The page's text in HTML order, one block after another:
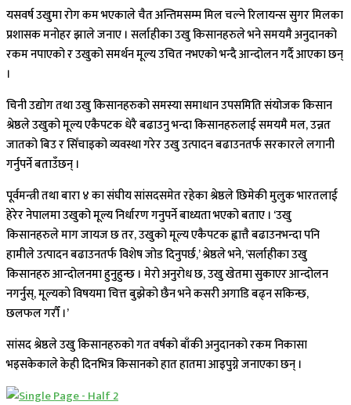
यसवर्ष उखुमा रोग कम भएकाले चैत अन्तिमसम्म मिल चल्ने रिलायन्स सुगर मिलका
प्रशासक मनोहर झाले जनाए । सर्लाहीका उखु किसानहरुले भने समयमै अनुदानको
रकम नपाएको र उखुको समर्थन मूल्य उचित नभएको भन्दै आन्दोलन गर्दै आएका छन्
।
चिनी उद्योग तथा उखु किसानहरुको समस्या समाधान उपसमिति संयोजक किसान
श्रेष्ठले उखुको मूल्य एकैपटक धेरै बढाउनु भन्दा किसानहरुलाई समयमै मल, उन्नत
जातको बिउ र सिँचाइको व्यवस्था गरेर उखु उत्पादन बढाउनतर्फ सरकारले लगानी
गर्नुपर्ने बताउँछन् ।
पूर्वमन्त्री तथा बारा ४ का संघीय सांसदसमेत रहेका श्रेष्ठले छिमेकी मुलुक भारतलाई
हेरेर नेपालमा उखुको मूल्य निर्धारण गनुपर्ने बाध्यता भएको बताए । ‘उखु
किसानहरुले माग जायज छ तर, उखुको मूल्य एकैपटक ह्वात्तै बढाउनभन्दा पनि
हामीले उत्पादन बढाउनतर्फ विशेष जोड दिनुपर्छ,’ श्रेष्ठले भने, ‘सर्लाहीका उखु
किसानहरु आन्दोलनमा हुनुहुन्छ । मेरो अनुरोध छ, उखु खेतमा सुकाएर आन्दोलन
नगर्नुस्, मूल्यको विषयमा चित्त बुझेको छैन भने कसरी अगाडि बढ्न सकिन्छ,
छलफल गरौँ ।’
सांसद श्रेष्ठले उखु किसानहरुको गत वर्षको बाँकी अनुदानको रकम निकासा
भइसकेकाले केही दिनभित्र किसानको हात हातमा आइपुग्ने जनाएका छन् ।